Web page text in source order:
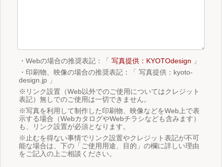
・Webの場合の推奨表記：「 写真提供：KYOTOdesign 」
・印刷物、映像の場合の推奨表記：「 写真提供：kyoto-
design.jp 」
※リンク設置（Web以外でのご使用についてはクレジット
表記）無しでのご使用は一切できません。
※写真を利用して制作した印刷物、映像などをWeb上で表
示する場合（WebカタログやWebチラシなども含みます）
も、リンク設置が必須となります。
※止むを得ない事情でリンク設置やクレジット表記が不可
能な場合は、下の「ご使用用途、目的」の欄に詳しい理由
をご記入の上ご相談ください。